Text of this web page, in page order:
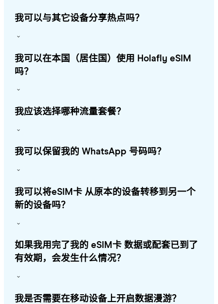
我可以与其它设备分享热点吗？
我可以在本国（居住国）使用 Holafly eSIM
吗？
我应该选择哪种流量套餐？
我可以保留我的 WhatsApp 号码吗？
我可以将eSIM卡 从原本的设备转移到另一个
新的设备吗？
如果我用完了我的 eSIM卡 数据或配套已到了
有效期，会发生什么情况？
我是否需要在移动设备上开启数据漫游？